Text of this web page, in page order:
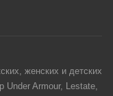
женских и детских
Under Armour, Lestate,